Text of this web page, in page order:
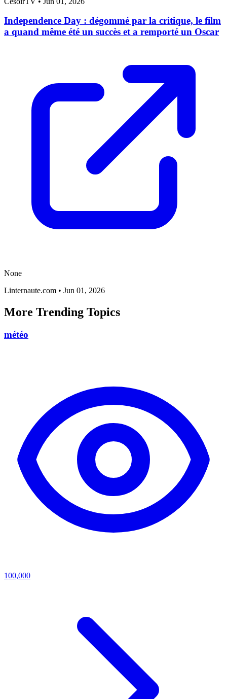
Independence Day : dégommé par la critique, le film
a quand même été un succès et a remporté un Oscar
None
Linternaute.com • Jun 01, 2026
More Trending Topics
météo
100,000